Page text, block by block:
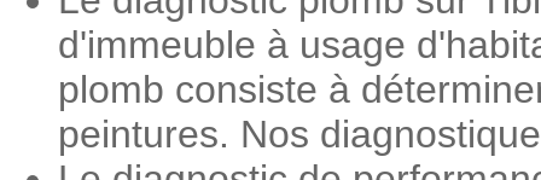
d'immeuble à usage
plomb consiste à
peintures. Nos